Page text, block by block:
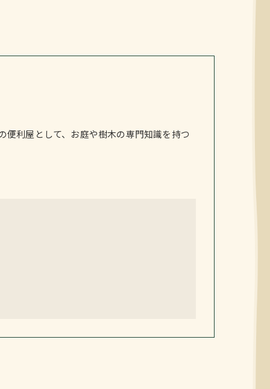
便利屋として、お庭や樹木の専門知識を持つ